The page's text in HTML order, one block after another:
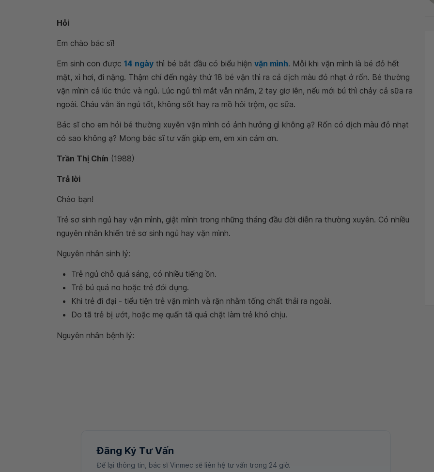
Hỏi
Em chào bác sĩ!
Em sinh con được 14 ngày thì bé bắt đầu có biểu hiện vặn mình. Mỗi khi vặn mình là bé đỏ hết
mặt, xì hơi, đi nặng. Thậm chí đến ngày thứ 18 bé vặn thì ra cả dịch màu đỏ nhạt ở rốn. Bé thường
vặn mình cả lúc thức và ngủ. Lúc ngủ thì mắt vẫn nhắm, 2 tay giơ lên, nếu mới bú thì chảy cả sữa ra
ngoài. Cháu vẫn ăn ngủ tốt, không sốt hay ra mồ hôi trộm, ọc sữa.
Bác sĩ cho em hỏi bé thường xuyên vặn mình có ảnh hưởng gì không ạ? Rốn có dịch màu đỏ nhạt
có sao không ạ? Mong bác sĩ tư vấn giúp em, em xin cảm ơn.
Trần Thị Chín (1988)
Trả lời
Chào bạn!
Trẻ sơ sinh ngủ hay vặn mình, giật mình trong những tháng đầu đời diễn ra thường xuyên. Có nhiều
nguyên nhân khiến trẻ sơ sinh ngủ hay vặn mình.
Nguyên nhân sinh lý:
Trẻ ngủ chỗ quá sáng, có nhiều tiếng ồn.
Trẻ bú quá no hoặc trẻ đói dụng.
Khi trẻ đi đại - tiểu tiện trẻ vặn mình và rặn nhằm tống chất thải ra ngoài.
Do tã trẻ bị ướt, hoặc mẹ quấn tã quá chặt làm trẻ khó chịu.
Nguyên nhân bệnh lý:
Đăng Ký Tư Vấn
Để lại thông tin, bác sĩ Vinmec sẽ liên hệ tư vấn trong 24 giờ.